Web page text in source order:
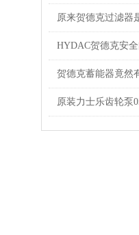
原来贺德克过滤器
贺德克蓄能器竟然